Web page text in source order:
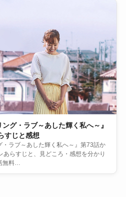
グ・ラブ～あした輝く私へ～』
すじと感想
ラブ～あした輝く私へ～』第73話か
あらすじと、見どころ・感想を分かり
無料…